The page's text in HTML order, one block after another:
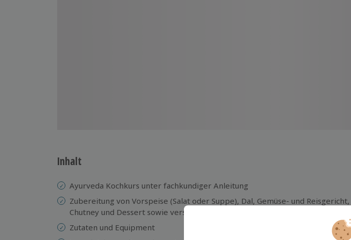
Inhalt
Ayurveda Kochkurs unter fachkundiger Anleitung
Zubereitung von Vorspeise (Salat oder Suppe), Dal, Gemüse- und Reisgericht,
Chutney und Dessert sowie verschiedenen Getränken und Gewürztees
Zutaten und Equipment